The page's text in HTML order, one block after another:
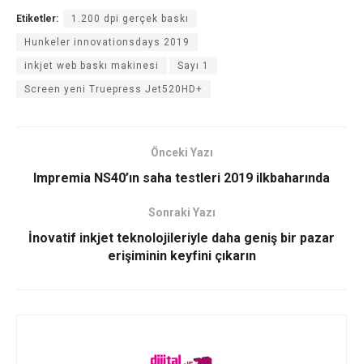
Etiketler: 1.200 dpi gerçek baskı
Hunkeler innovationsdays 2019
inkjet web baskı makinesi Sayı 1
Screen yeni Truepress Jet520HD+
Önceki Yazı
Impremia NS40’ın saha testleri 2019 ilkbaharında
Sonraki Yazı
İnovatif inkjet teknolojileriyle daha geniş bir pazar
erişiminin keyfini çıkarın